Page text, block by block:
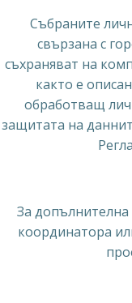
Събраните
свързана с
съхраняват на
както е
обработващ
защитата на
За
координатора